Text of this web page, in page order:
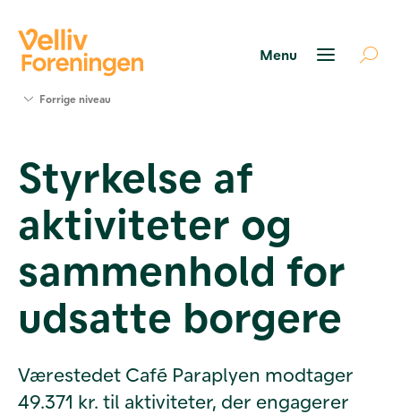
Værktøjer
og viden
Om Velliv
Foreningen
os
Forrige niveau
Styrkelse af
aktiviteter og
sammenhold for
udsatte borgere
Værestedet Café Paraplyen modtager
49.371 kr. til aktiviteter, der engagerer